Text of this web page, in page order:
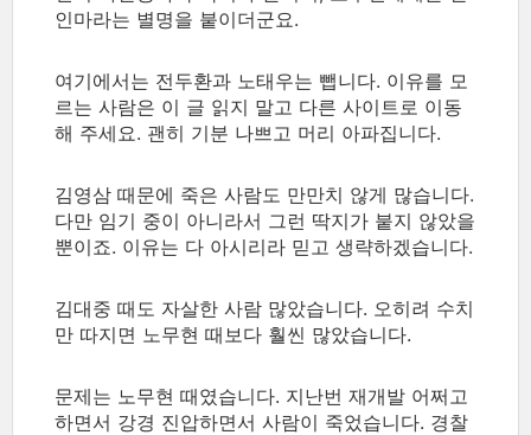
인마라는 별명을 붙이더군요.
여기에서는 전두환과 노태우는 뺍니다. 이유를 모
르는 사람은 이 글 읽지 말고 다른 사이트로 이동
해 주세요. 괜히 기분 나쁘고 머리 아파집니다.
김영삼 때문에 죽은 사람도 만만치 않게 많습니다.
다만 임기 중이 아니라서 그런 딱지가 붙지 않았을
뿐이죠. 이유는 다 아시리라 믿고 생략하겠습니다.
김대중 때도 자살한 사람 많았습니다. 오히려 수치
만 따지면 노무현 때보다 훨씬 많았습니다.
문제는 노무현 때였습니다. 지난번 재개발 어쩌고
하면서 강경 진압하면서 사람이 죽었습니다. 경찰